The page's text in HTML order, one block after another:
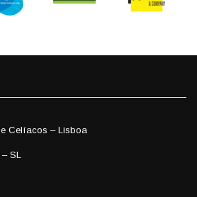
Celíacos – Lisboa
– SL